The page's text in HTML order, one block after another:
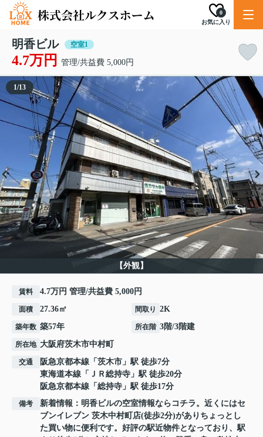
お気に入り
0
明香ビル 空室1
4.7万円 管理/共益費 5,000円
【外観】
1/13
賃料 4.7万円 管理/共益費 5,000円
面積 27.36㎡ 間取り 2K
築年数 築57年 所在階 3階/3階建
所在地 大阪府茨木市中村町
交通 阪急京都本線 「 茨木市 」駅 徒歩7分
東海道本線 「 ＪＲ総持寺 」駅 徒歩20分
阪急京都本線 「 総持寺 」駅 徒歩17分
備考
新着情報：明香ビルの空室情報ならコチラ。近くにはセ
ブンイレブン 茨木中村町店(徒歩2分)がありちょっとし
た買い物に便利です。好評の駅近物件となっており、駅